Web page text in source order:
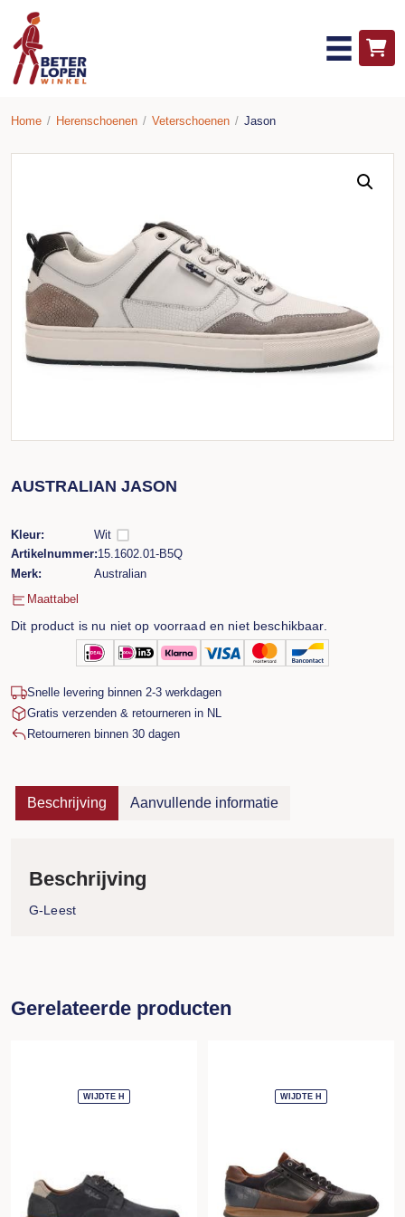
Home / Herenschoenen / Veterschoenen / Jason
AUSTRALIAN JASON
Kleur:
Wit
Artikelnummer:15.1602.01-B5Q
Merk:
Australian
Maattabel
Dit product is nu niet op voorraad en niet beschikbaar.
Snelle levering binnen 2-3 werkdagen
Gratis verzenden & retourneren in NL
Retourneren binnen 30 dagen
Beschrijving Aanvullende informatie
Beschrijving
G-Leest
Gerelateerde producten
WIJDTE H WIJDTE H